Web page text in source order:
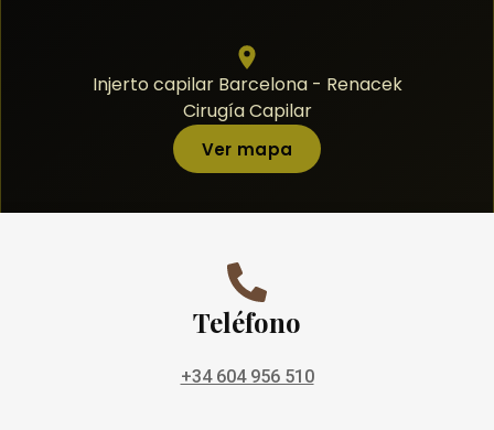
Injerto capilar Barcelona - Renacek
Cirugía Capilar
Ver mapa
Teléfono
+34 604 956 510